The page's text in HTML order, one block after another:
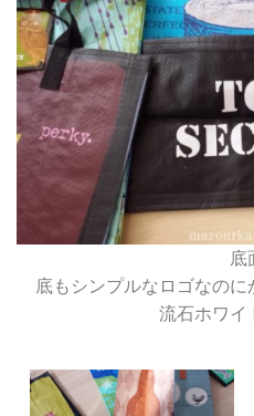
底
底もシンプルなロゴなの
流石ホワイ